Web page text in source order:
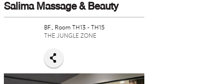
Salima Massage & Beauty
BF., Room TH13 - TH15
THE JUNGLE ZONE